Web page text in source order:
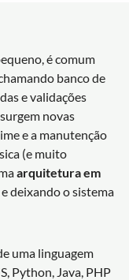
é comum
banco de
e validações
novas
e a manutenção
(e muito
arquitetura em
deixando o sistema
uma linguagem
Python, Java, PHP